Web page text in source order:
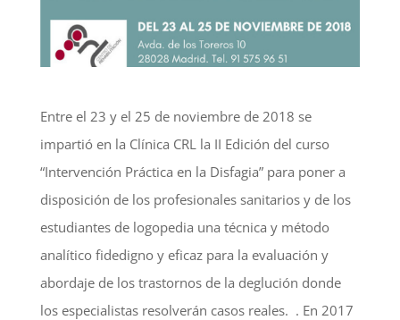
Entre el 23 y el 25 de noviembre de 2018 se
impartió en la Clínica CRL la II Edición del curso
“Intervención Práctica en la Disfagia” para poner a
disposición de los profesionales sanitarios y de los
estudiantes de logopedia una técnica y método
analítico fidedigno y eficaz para la evaluación y
abordaje de los trastornos de la deglución donde
los especialistas resolverán casos reales. . En 2017